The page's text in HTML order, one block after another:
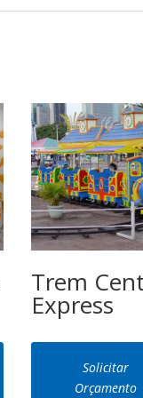
Trem
Express
Solicitar
Orçamento